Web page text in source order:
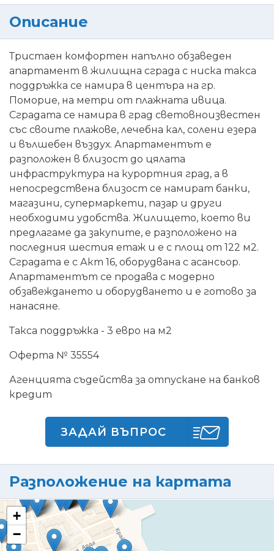
Описание
Тристаен комфортен напълно обзаведен
апартамент в жилищна сграда с ниска такса
поддръжка се намира в центъра на гр.
Поморие, на метри от плажната ивица.
Сградата се намира в град световноизвестен
със своите плажове, лечебна кал, солени езера
и вълшебен въздух. Апартаментът е
разположен в близост до цялата
инфраструктура на курортния град, а в
непосредствена близост се намират банки,
магазини, супермаркети, пазар и други
необходими удобства. Жилището, което ви
предлагаме да закупите, е разположено на
последния шестия етаж и е с площ от 122 м2.
Сградата е с Акт 16, оборудвана с асансьор.
Апартаментът се продава с модерно
обзавеждането и оборудването и е готово за
нанасяне.
Такса поддръжка - 3 евро на м2
Оферта № 35554
Агенцията съдейства за отпускане на банков
кредит
ЗАДАЙ ВЪПРОС
Разположение на картата
+
−